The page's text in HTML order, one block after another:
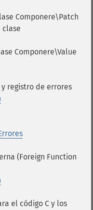
Componere\Patch
Componere\Value
registro de errores
(Foreign Function
el código C y los